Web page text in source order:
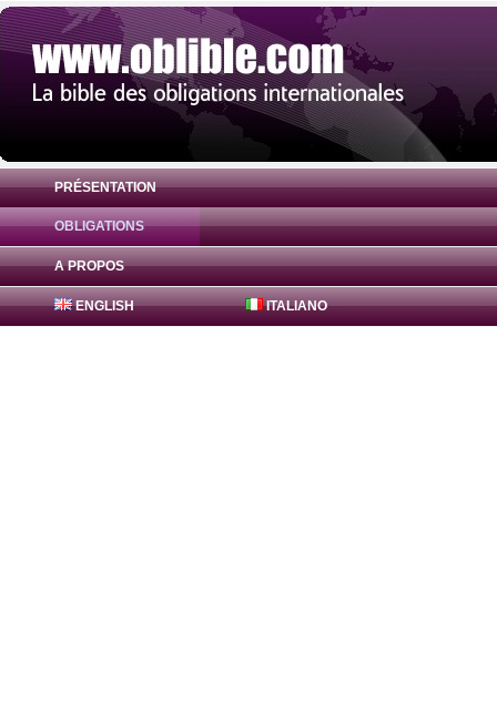
PRÉSENTATION
OBLIGATIONS
A PROPOS
ENGLISH ITALIANO
Obligation Bajaj Finance Bonds 0% (